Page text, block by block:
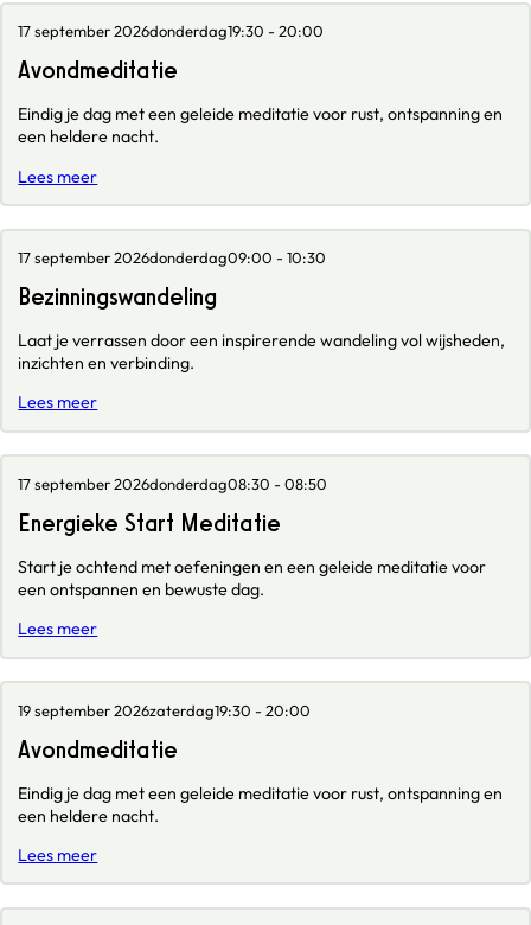
17 september 2026donderdag19:30 - 20:00
Avondmeditatie
Eindig je dag met een geleide meditatie voor rust, ontspanning en
een heldere nacht.
Lees meer
17 september 2026donderdag09:00 - 10:30
Bezinningswandeling
Laat je verrassen door een inspirerende wandeling vol wijsheden,
inzichten en verbinding.
Lees meer
17 september 2026donderdag08:30 - 08:50
Energieke Start Meditatie
Start je ochtend met oefeningen en een geleide meditatie voor
een ontspannen en bewuste dag.
Lees meer
19 september 2026zaterdag19:30 - 20:00
Avondmeditatie
Eindig je dag met een geleide meditatie voor rust, ontspanning en
een heldere nacht.
Lees meer